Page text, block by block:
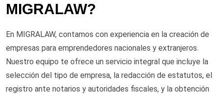
MIGRALAW?
En MIGRALAW, contamos con experiencia en la creación de
empresas para emprendedores nacionales y extranjeros.
Nuestro equipo te ofrece un servicio integral que incluye la
selección del tipo de empresa, la redacción de estatutos, el
registro ante notarios y autoridades fiscales, y la obtención